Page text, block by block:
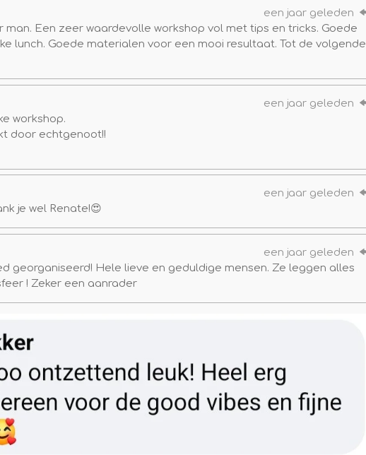
een jaar geleden
Een zeer waardevolle workshop vol met tips en tricks. Goede
lunch. Goede materialen voor een mooi resultaat. Tot de volgende
een jaar geleden
workshop.
door echtgenoot!!
een jaar geleden
je wel Renate!😍
een jaar geleden
georganiseerd! Hele lieve en geduldige mensen. Ze leggen alles
! Zeker een aanrader